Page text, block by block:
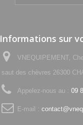
Informations sur
VNEQUIPEMENT,
saut des chèvres 26300
Appelez-nous au : 09
E-mail :